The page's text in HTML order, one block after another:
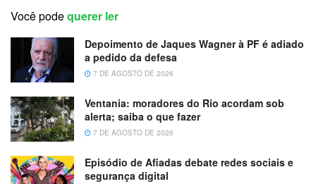
Você podequerer ler
Depoimento de Jaques Wagner à PF é adiado
a pedido da defesa
7 DE AGOSTO DE 2026
Ventania: moradores do Rio acordam sob
alerta; saiba o que fazer
7 DE AGOSTO DE 2026
Episódio de Afiadas debate redes sociais e
segurança digital